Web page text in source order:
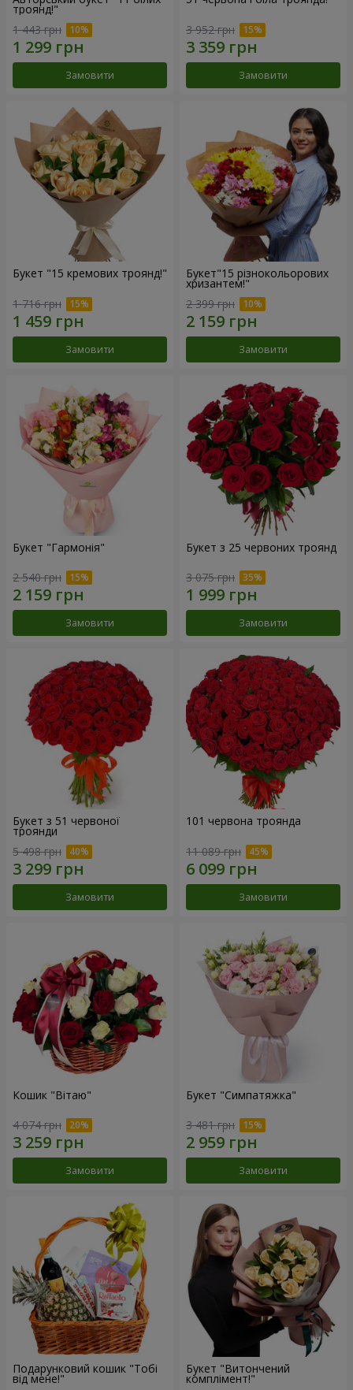
троянд!"
1 443 грн
Замовити
3 952 грн
Замовити
Букет "15 кремових троянд!"
1 716 грн
Замовити
Букет"15 різнокольорових
хризантем!"
2 399 грн
Замовити
Букет "Гармонія"
2 540 грн
Замовити
Букет з 25 червоних троянд
3 075 грн
Замовити
Букет з 51 червоної
троянди
5 498 грн
Замовити
101 червона троянда
11 089 грн
Замовити
Кошик "Вітаю"
4 074 грн
Замовити
Букет "Симпатяжка"
3 481 грн
Замовити
Подарунковий кошик "Тобі
від мене!"
Букет "Витончений
комплімент!"